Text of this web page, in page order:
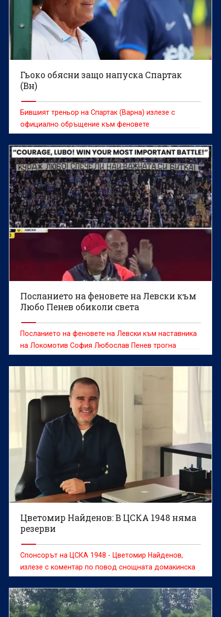
Гьоко обясни защо напуска Спартак
(Вн)
Бившият треньор на Спартак (Варна) излезе с
официално обръщение към феновете
Посланието на феновете на Левски към
Любо Пенев обиколи света
Посланието на феновете на Левски към наставника
на Локомотив София Любослав Пенев трогна
социалните мрежи.
Цветомир Найденов: В ЦСКА 1948 няма
резерви
Спонсорът на ЦСКА 1948 - Цветомир Найденов,
излезе с коментар по повод снощната домакинска
победа с 2:1 над Ботев (Враца).